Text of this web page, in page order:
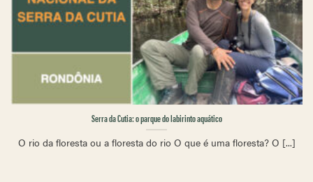
Serra da Cutia: o parque do labirinto aquático
O rio da floresta ou a floresta do rio O que é uma floresta? O [...]